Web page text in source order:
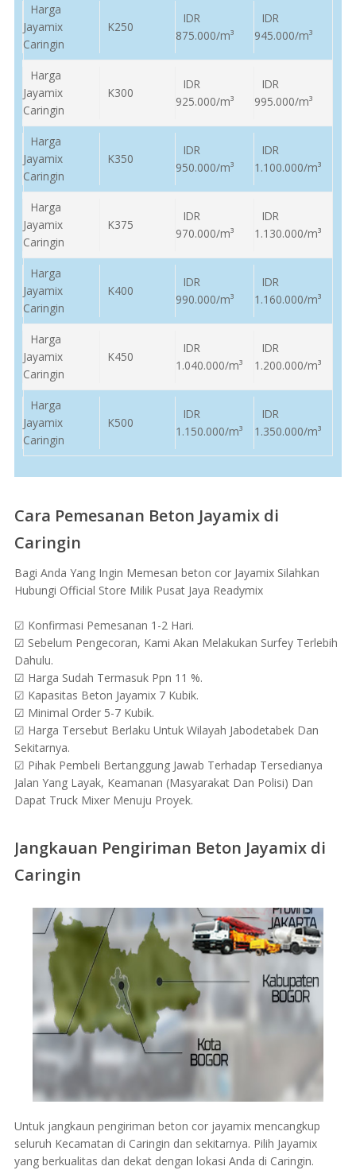
Harga
Jayamix
Caringin
K250
IDR
875.000/m³
IDR
945.000/m³
Harga
Jayamix
Caringin
K300
IDR
925.000/m³
IDR
995.000/m³
Harga
Jayamix
Caringin
K350
IDR
950.000/m³
IDR
1.100.000/m³
Harga
Jayamix
Caringin
K375
IDR
970.000/m³
IDR
1.130.000/m³
Harga
Jayamix
Caringin
K400
IDR
990.000/m³
IDR
1.160.000/m³
Harga
Jayamix
Caringin
K450
IDR
1.040.000/m³
IDR
1.200.000/m³
Harga
Jayamix
Caringin
K500
IDR
1.150.000/m³
IDR
1.350.000/m³
Cara Pemesanan Beton Jayamix di
Caringin
Bagi Anda Yang Ingin Memesan beton cor Jayamix Silahkan
Hubungi Official Store Milik Pusat Jaya Readymix
☑ Konfirmasi Pemesanan 1-2 Hari.
☑ Sebelum Pengecoran, Kami Akan Melakukan Surfey Terlebih
Dahulu.
☑ Harga Sudah Termasuk Ppn 11 %.
☑ Kapasitas Beton Jayamix 7 Kubik.
☑ Minimal Order 5-7 Kubik.
☑ Harga Tersebut Berlaku Untuk Wilayah Jabodetabek Dan
Sekitarnya.
☑ Pihak Pembeli Bertanggung Jawab Terhadap Tersedianya
Jalan Yang Layak, Keamanan (Masyarakat Dan Polisi) Dan
Dapat Truck Mixer Menuju Proyek.
Jangkauan Pengiriman Beton Jayamix di
Caringin
Untuk jangkaun pengiriman beton cor jayamix mencangkup
seluruh Kecamatan di Caringin dan sekitarnya. Pilih Jayamix
yang berkualitas dan dekat dengan lokasi Anda di Caringin.